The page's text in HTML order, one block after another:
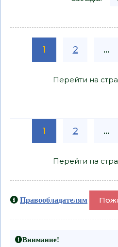
1 2 ...
Перейти на
1 2 ...
Перейти на
Правообладателям
Внимание!